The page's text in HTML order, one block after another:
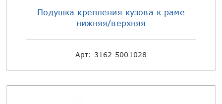
Подушка крепления кузова к раме
нижняя/верхняя
Арт: 3162-5001028